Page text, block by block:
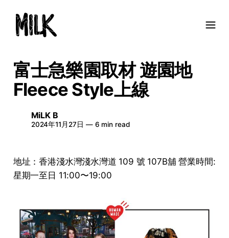
富士急樂園取材 遊園地
Fleece Style上線
MiLK B
2024年11月27日 —6 min read
地址：香港淺水灣淺水灣道 109 號 107B舖 營業時間:
星期一至日 11:00〜19:00